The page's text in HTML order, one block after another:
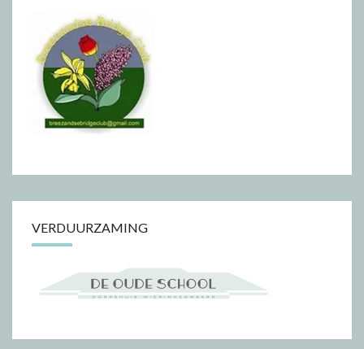
VERDUURZAMING